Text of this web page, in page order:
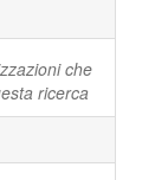
che
ricerca